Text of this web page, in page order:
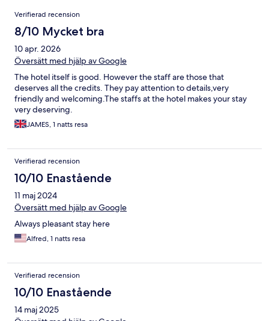
Recensioner
Verifierad recension
8/10 Mycket bra
10 apr. 2026
Översätt med hjälp av Google
The hotel itself is good. However the staff are those that
deserves all the credits. They pay attention to details,very
friendly and welcoming.The staffs at the hotel makes your stay
very deserving.
JAMES, 1 natts resa
Verifierad recension
10/10 Enastående
11 maj 2024
Översätt med hjälp av Google
Always pleasant stay here
Alfred, 1 natts resa
Verifierad recension
10/10 Enastående
14 maj 2025